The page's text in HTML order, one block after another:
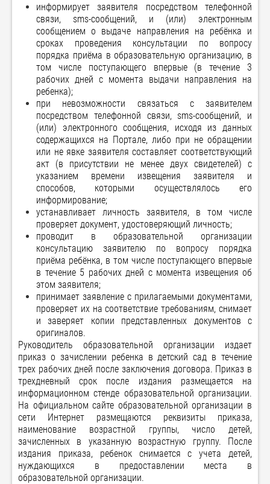
информирует заявителя посредством телефонной
связи, sms-сообщений, и (или) электронным
сообщением о выдаче направления на ребёнка и
сроках проведения консультации по вопросу
порядка приёма в образовательную организацию, в
том числе поступающего впервые (в течение 3
рабочих дней с момента выдачи направления на
ребенка);
при невозможности связаться с заявителем
посредством телефонной связи, sms-сообщений, и
(или) электронного сообщения, исходя из данных
содержащихся на Портале, либо при не обращении
или не явке заявителя составляет соответствующий
акт (в присутствии не менее двух свидетелей) с
указанием времени извещения заявителя и
способов, которыми осуществлялось его
информирование;
устанавливает личность заявителя, в том числе
проверяет документ, удостоверяющий личность;
проводит в образовательной организации
консультацию заявителю по вопросу порядка
приёма ребёнка, в том числе поступающего впервые
в течение 5 рабочих дней с момента извещения об
этом заявителя;
принимает заявление с прилагаемыми документами,
проверяет их на соответствие требованиям, снимает
и заверяет копии представленных документов с
оригиналов.
Руководитель образовательной организации издает
приказ о зачислении ребенка в детский сад в течение
трех рабочих дней после заключения договора. Приказ в
трехдневный срок после издания размещается на
информационном стенде образовательной организации.
На официальном сайте образовательной организации в
сети Интернет размещаются реквизиты приказа,
наименование возрастной группы, число детей,
зачисленных в указанную возрастную группу. После
издания приказа, ребенок снимается с учета детей,
нуждающихся в предоставлении места в
образовательной организации.